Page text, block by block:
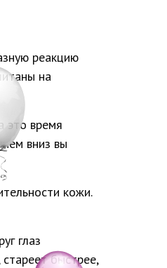
реакцию
на
это время
вниз вы
кожи.
глаз
быстрее,